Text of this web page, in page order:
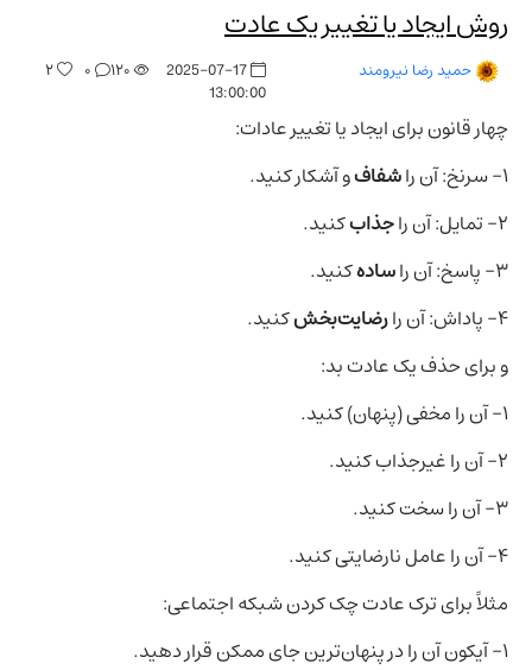
روش ایجاد یا تغییر یک عادت
حمید رضا نیرومند
2025-07-17
13:00:00
۱۲۰ ۰ ۲
چهار قانون برای ایجاد یا تغییر عادات:
۱- سرنخ: آن را
شفافو آشکار کنید.
۲- تمایل: آن را
جذابکنید.
۳- پاسخ: آن را
سادهکنید.
۴- پاداش: آن را
رضایت‌بخشکنید.
و برای حذف یک عادت بد:
۱- آن را مخفی (پنهان) کنید.
۲- آن را غیرجذاب کنید.
۳- آن را سخت کنید.
۴- آن را عامل نارضایتی کنید.
مثلاً برای ترک عادت چک کردن شبکه اجتماعی:
۱- آیکون آن را در پنهان‌ترین جای ممکن قرار دهید.